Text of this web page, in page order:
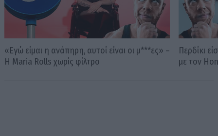
«Εγώ είμαι η ανάπηρη, αυτοί είναι οι μ***ες» –
Η Maria Rolls χωρίς φίλτρο
Περδίκι
με τον